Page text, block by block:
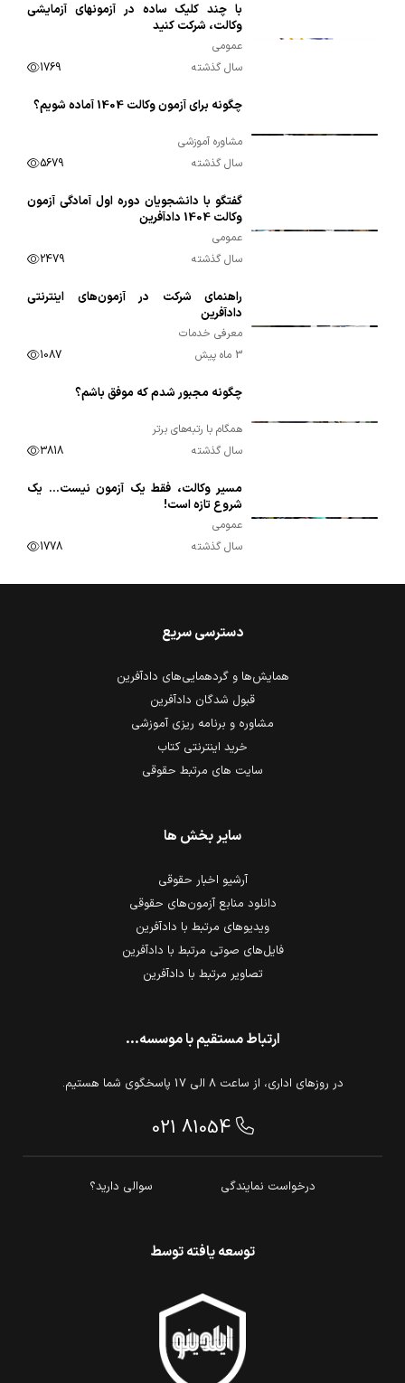
با چند کلیک ساده در آزمونهای آزمایشی
وکالت، شرکت کنید
عمومی
سال گذشته
1769
چگونه برای آزمون وکالت 1404 آماده شویم؟
مشاوره آموزشی
سال گذشته
5679
گفتگو با دانشجویان دوره اول آمادگی آزمون
وکالت 1404 دادآفرین
عمومی
سال گذشته
2479
راهنمای شرکت در آزمون‌های اینترنتی
دادآفرین
معرفی خدمات
3 ماه پیش
1087
چگونه مجبور شدم که موفق باشم؟
همگام با رتبه‌های برتر
سال گذشته
3818
مسیر وکالت، فقط یک آزمون نیست… یک
شروع تازه است!
عمومی
سال گذشته
1778
ارتباط مستقیم با موسسه...
در روزهای اداری، از ساعت 8 الی 17 پاسخگوی شما هستیم.
021 81054
درخواست نمایندگی سوالی دارید؟
دسترسی سریع
همایش‌ها و گردهمایی‌های دادآفرین
قبول شدگان دادآفرین
مشاوره و برنامه ریزی آموزشی
خرید اینترنتی کتاب
سایت های مرتبط حقوقی
سایر بخش ها
آرشیو اخبار حقوقی
دانلود منابع آزمون‌های حقوقی
ویدیوهای مرتبط با دادآفرین
فایل‌های صوتی مرتبط با دادآفرین
تصاویر مرتبط با دادآفرین
توسعه یافته توسط